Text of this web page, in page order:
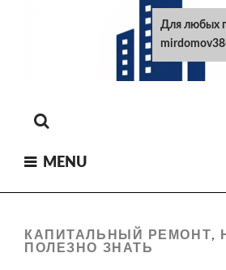
MENU
КАПИТАЛЬНЫЙ РЕМОНТ,
ПОЛЕЗНО ЗНАТЬ
Для любых